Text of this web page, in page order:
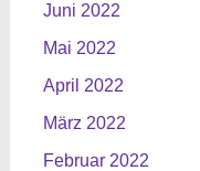
Juni 2022
Mai 2022
April 2022
März 2022
Februar 2022